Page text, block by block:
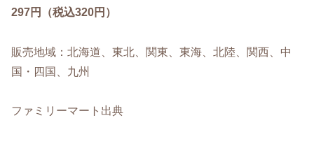
297円（税込320円）
販売地域：北海道、東北、関東、東海、北陸、関西、中
国・四国、九州
ファミリーマート出典